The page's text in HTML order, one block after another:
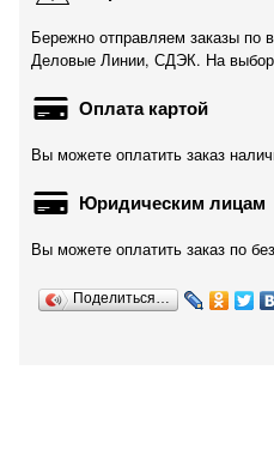
Бережно отправляем заказы по
Деловые Линии, СДЭК. На выбор
Оплата картой
Вы можете оплатить заказ
Юридическим лицам
Вы можете оплатить заказ по
Поделиться…